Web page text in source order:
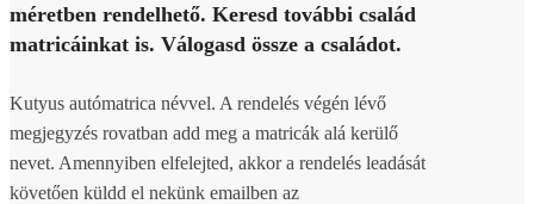
méretben rendelhető. Keresd további család
matricáinkat is. Válogasd össze a családot.
Kutyus autómatrica névvel. A rendelés végén lévő
megjegyzés rovatban add meg a matricák alá kerülő
nevet. Amennyiben elfelejted, akkor a rendelés leadását
követően küldd el nekünk emailben az